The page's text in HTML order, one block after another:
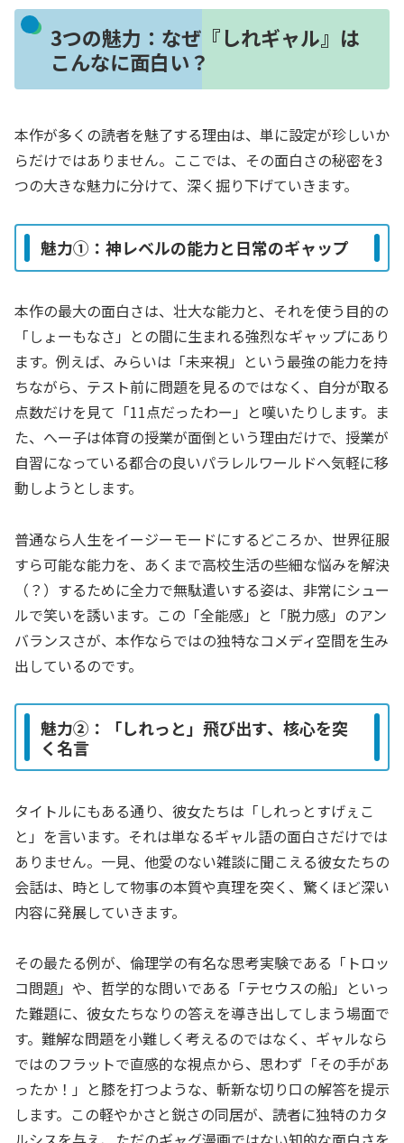
3つの魅力：なぜ『しれギャル』は
こんなに面白い？
本作が多くの読者を魅了する理由は、単に設定が珍しいか
らだけではありません。ここでは、その面白さの秘密を3
つの大きな魅力に分けて、深く掘り下げていきます。
魅力①：神レベルの能力と日常のギャップ
本作の最大の面白さは、壮大な能力と、それを使う目的の
「しょーもなさ」との間に生まれる強烈なギャップにあり
ます。例えば、みらいは「未来視」という最強の能力を持
ちながら、テスト前に問題を見るのではなく、自分が取る
点数だけを見て「11点だったわー」と嘆いたりします。ま
た、へー子は体育の授業が面倒という理由だけで、授業が
自習になっている都合の良いパラレルワールドへ気軽に移
動しようとします。
普通なら人生をイージーモードにするどころか、世界征服
すら可能な能力を、あくまで高校生活の些細な悩みを解決
（？）するために全力で無駄遣いする姿は、非常にシュー
ルで笑いを誘います。この「全能感」と「脱力感」のアン
バランスさが、本作ならではの独特なコメディ空間を生み
出しているのです。
魅力②：「しれっと」飛び出す、核心を突
く名言
タイトルにもある通り、彼女たちは「しれっとすげぇこ
と」を言います。それは単なるギャル語の面白さだけでは
ありません。一見、他愛のない雑談に聞こえる彼女たちの
会話は、時として物事の本質や真理を突く、驚くほど深い
内容に発展していきます。
その最たる例が、倫理学の有名な思考実験である「トロッ
コ問題」や、哲学的な問いである「テセウスの船」といっ
た難題に、彼女たちなりの答えを導き出してしまう場面で
す。難解な問題を小難しく考えるのではなく、ギャルなら
ではのフラットで直感的な視点から、思わず「その手があ
ったか！」と膝を打つような、斬新な切り口の解答を提示
します。この軽やかさと鋭さの同居が、読者に独特のカタ